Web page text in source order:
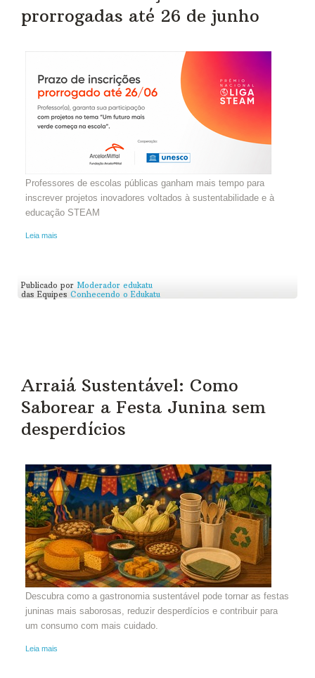
prorrogadas até 26 de junho
Professores de escolas públicas ganham mais tempo para
inscrever projetos inovadores voltados à sustentabilidade e à
educação STEAM
Leia mais
Publicado por Moderador edukatu
das Equipes Conhecendo o Edukatu
Arraiá Sustentável: Como
Saborear a Festa Junina sem
desperdícios
Descubra como a gastronomia sustentável pode tornar as festas
juninas mais saborosas, reduzir desperdícios e contribuir para
um consumo com mais cuidado.
Leia mais